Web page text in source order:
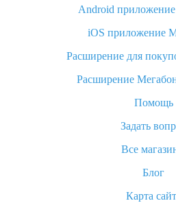
Вы отменили заказ на
Что такое баллы на
«AliExpress Standard Shipping»:
как его
Как покупать оптом
Что делать, если не пришел
возврата
Android
iOS приложение
Расширение для
Расширение
Помощь
Задать
Все
Блог
Карта